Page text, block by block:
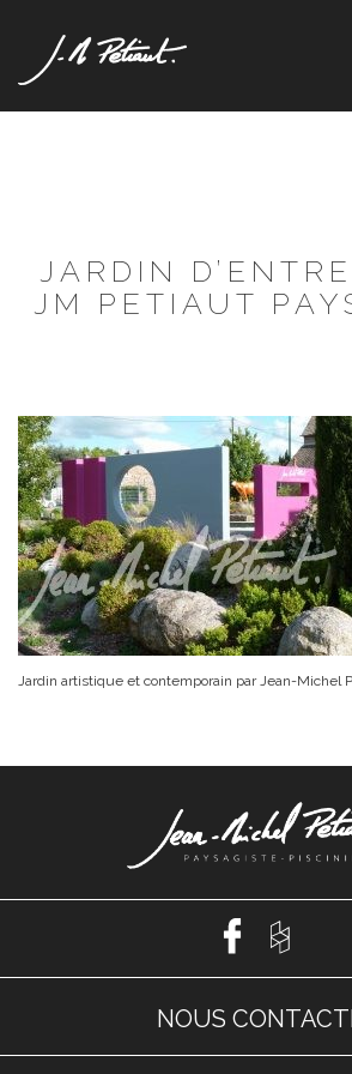
JARDIN
JM PETIAUT
Jardin artistique et contemporain par Jean-Michel
NOUS